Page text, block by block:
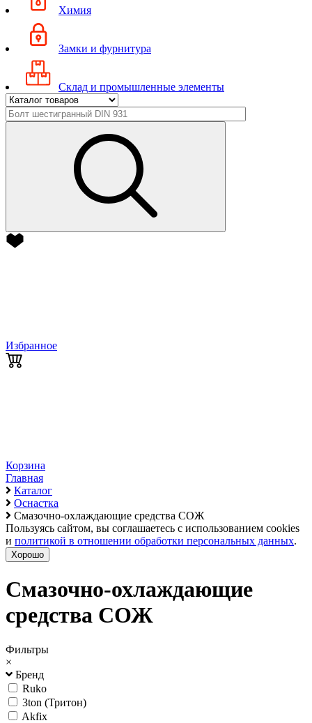
Химия
Замки и фурнитура
Склад и промышленные элементы
Избранное
Корзина
Главная
Каталог
Оснастка
Смазочно-охлаждающие средства СОЖ
Пользуясь сайтом, вы соглашаетесь с использованием cookies
и политикой в отношении обработки персональных данных.
Хорошо
Смазочно-охлаждающие
средства СОЖ
Фильтры
×
Бренд
Ruko
3ton (Тритон)
Akfix